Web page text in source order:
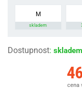
M
skladem
Dostupnost:
cena